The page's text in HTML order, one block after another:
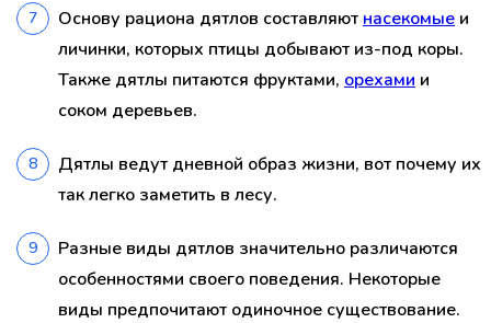
Основу рациона дятлов составляют насекомые и
личинки, которых птицы добывают из-под коры.
Также дятлы питаются фруктами, орехами и
соком деревьев.
Дятлы ведут дневной образ жизни, вот почему их
так легко заметить в лесу.
Разные виды дятлов значительно различаются
особенностями своего поведения. Некоторые
виды предпочитают одиночное существование.